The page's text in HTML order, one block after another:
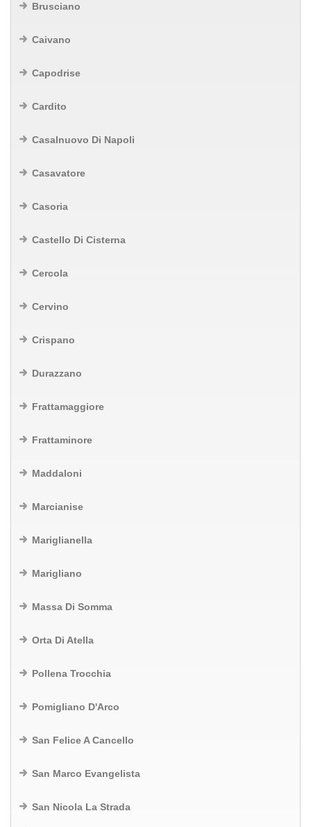
Brusciano
Caivano
Capodrise
Cardito
Casalnuovo Di Napoli
Casavatore
Casoria
Castello Di Cisterna
Cercola
Cervino
Crispano
Durazzano
Frattamaggiore
Frattaminore
Maddaloni
Marcianise
Mariglianella
Marigliano
Massa Di Somma
Orta Di Atella
Pollena Trocchia
Pomigliano D'Arco
San Felice A Cancello
San Marco Evangelista
San Nicola La Strada